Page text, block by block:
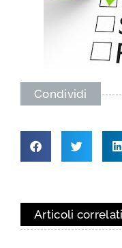
Condividi
Articoli correlati